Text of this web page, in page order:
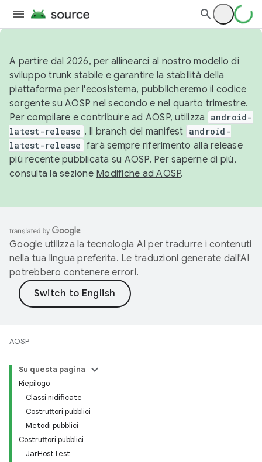
A partire dal 2026, per allinearci al nostro modello di
sviluppo trunk stabile e garantire la stabilità della
piattaforma per l'ecosistema, pubblicheremo il codice
sorgente su AOSP nel secondo e nel quarto trimestre.
Per compilare e contribuire ad AOSP, utilizza
android-
latest-release . Il branch del manifest android-
latest-release farà sempre riferimento alla release
più recente pubblicata su AOSP. Per saperne di più,
consulta la sezione Modifiche ad AOSP.
Google utilizza la tecnologia AI per tradurre i contenuti
nella tua lingua preferita. Le traduzioni generate dall'AI
potrebbero contenere errori.
AOSP
Su questa pagina
Riepilogo
Classi nidificate
Costruttori pubblici
Metodi pubblici
Costruttori pubblici
JarHostTest